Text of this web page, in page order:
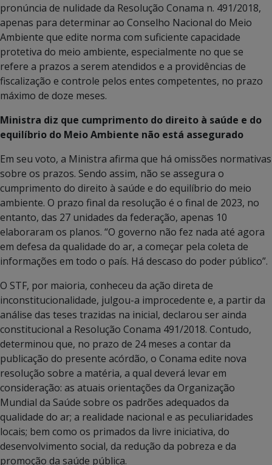
pronúncia de nulidade da Resolução Conama n. 491/2018,
apenas para determinar ao Conselho Nacional do Meio
Ambiente que edite norma com suficiente capacidade
protetiva do meio ambiente, especialmente no que se
refere a prazos a serem atendidos e a providências de
fiscalização e controle pelos entes competentes, no prazo
máximo de doze meses.
Ministra diz que cumprimento do direito à saúde e do
equilíbrio do Meio Ambiente não está assegurado
Em seu voto, a Ministra afirma que há omissões normativas
sobre os prazos. Sendo assim, não se assegura o
cumprimento do direito à saúde e do equilíbrio do meio
ambiente. O prazo final da resolução é o final de 2023, no
entanto, das 27 unidades da federação, apenas 10
elaboraram os planos. “O governo não fez nada até agora
em defesa da qualidade do ar, a começar pela coleta de
informações em todo o país. Há descaso do poder público”.
O STF, por maioria, conheceu da ação direta de
inconstitucionalidade, julgou-a improcedente e, a partir da
análise das teses trazidas na inicial, declarou ser ainda
constitucional a Resolução Conama 491/2018. Contudo,
determinou que, no prazo de 24 meses a contar da
publicação do presente acórdão, o Conama edite nova
resolução sobre a matéria, a qual deverá levar em
consideração: as atuais orientações da Organização
Mundial da Saúde sobre os padrões adequados da
qualidade do ar; a realidade nacional e as peculiaridades
locais; bem como os primados da livre iniciativa, do
desenvolvimento social, da redução da pobreza e da
promoção da saúde pública.